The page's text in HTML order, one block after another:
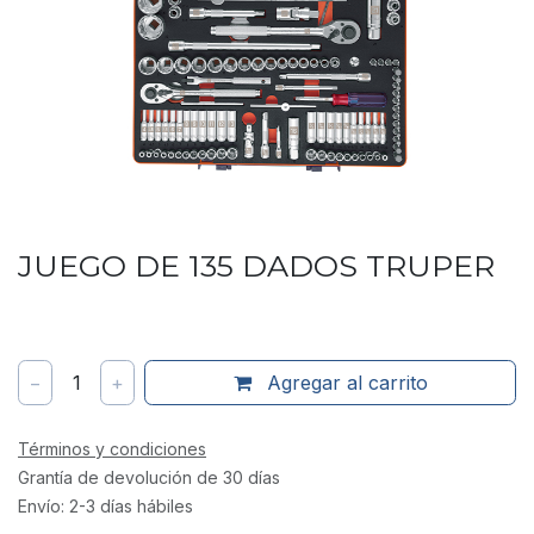
JUEGO DE 135 DADOS TRUPER
− 1 + Agregar al carrito
Términos y condiciones
Grantía de devolución de 30 días
Envío: 2-3 días hábiles